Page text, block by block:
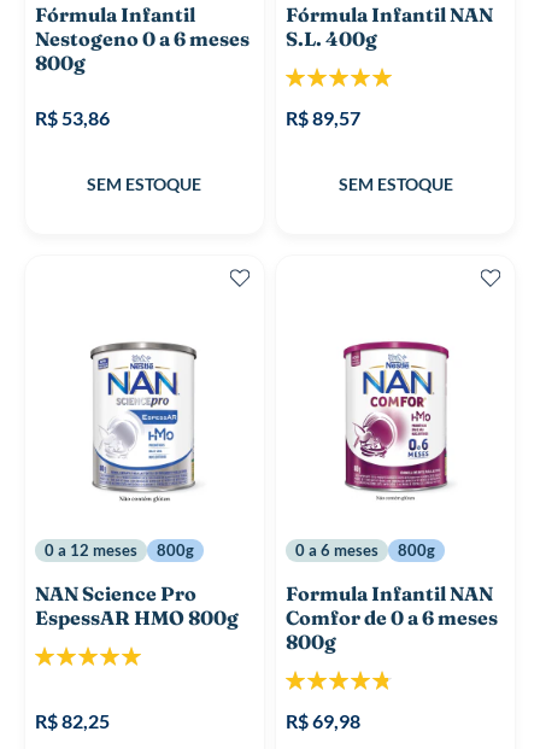
Fórmula Infantil
Nestogeno 0 a 6 meses
800g
R$ 53,86
Fórmula Infantil NAN
S.L. 400g
Classificação:
R$ 89,57
0 a 12 meses 800g
NAN Science Pro
EspessAR HMO 800g
Classificação:
R$ 82,25
0 a 6 meses 800g
Formula Infantil NAN
Comfor de 0 a 6 meses
800g
Classificação:
R$ 69,98